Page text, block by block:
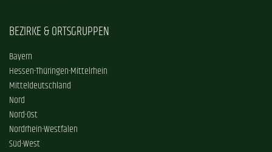
BEZIRKE & ORTSGRUPPEN
Bayern
Hessen-Thüringen-Mittelrhein
Mitteldeutschland
Nord
Nord-Ost
Nordrhein-Westfalen
Süd-West